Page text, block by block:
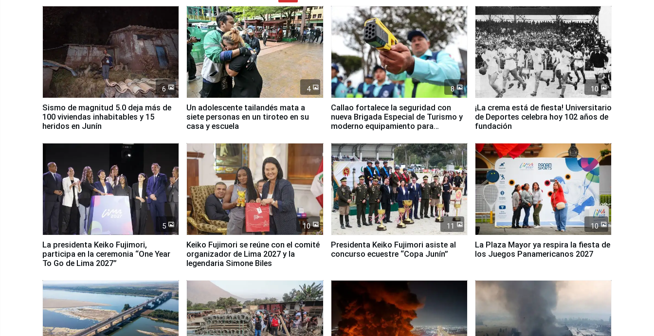
6
Sismo de magnitud 5.0 deja más de
100 viviendas inhabitables y 15
heridos en Junín
4
Un adolescente tailandés mata a
siete personas en un tiroteo en su
casa y escuela
8
Callao fortalece la seguridad con
nueva Brigada Especial de Turismo y
moderno equipamiento para
10
¡La crema está de fiesta! Universitario
de Deportes celebra hoy 102 años de
fundación
5
La presidenta Keiko Fujimori,
participa en la ceremonia “One Year
To Go de Lima 2027”
10
Keiko Fujimori se reúne con el comité
organizador de Lima 2027 y la
legendaria Simone Biles
11
Presidenta Keiko Fujimori asiste al
concurso ecuestre “Copa Junín”
10
La Plaza Mayor ya respira la fiesta de
los Juegos Panamericanos 2027